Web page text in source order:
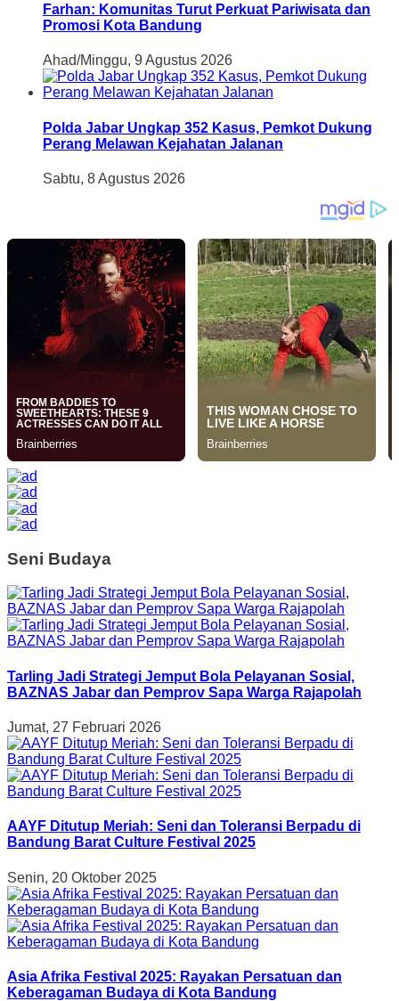
Farhan: Komunitas Turut Perkuat Pariwisata dan
Promosi Kota Bandung
Ahad/Minggu, 9 Agustus 2026
Polda Jabar Ungkap 352 Kasus, Pemkot Dukung
Perang Melawan Kejahatan Jalanan
Sabtu, 8 Agustus 2026
Seni Budaya
Tarling Jadi Strategi Jemput Bola Pelayanan Sosial,
BAZNAS Jabar dan Pemprov Sapa Warga Rajapolah
Jumat, 27 Februari 2026
AAYF Ditutup Meriah: Seni dan Toleransi Berpadu di
Bandung Barat Culture Festival 2025
Senin, 20 Oktober 2025
Asia Afrika Festival 2025: Rayakan Persatuan dan
Keberagaman Budaya di Kota Bandung